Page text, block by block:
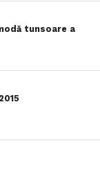
tunsoare a